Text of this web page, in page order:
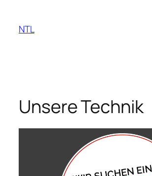
springen
NTL
Unsere Technik